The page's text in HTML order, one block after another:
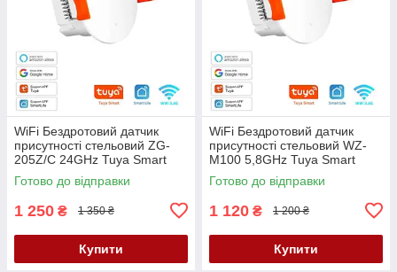
WiFi Бездротовий датчик
присутності стельовий ZG-
205Z/C 24GHz Tuya Smart
220в
Готово до відправки
1 250 ₴ 1 350 ₴
Купити
WiFi Бездротовий датчик
присутності стельовий WZ-
M100 5,8GHz Tuya Smart
220в
Готово до відправки
1 120 ₴ 1 200 ₴
Купити